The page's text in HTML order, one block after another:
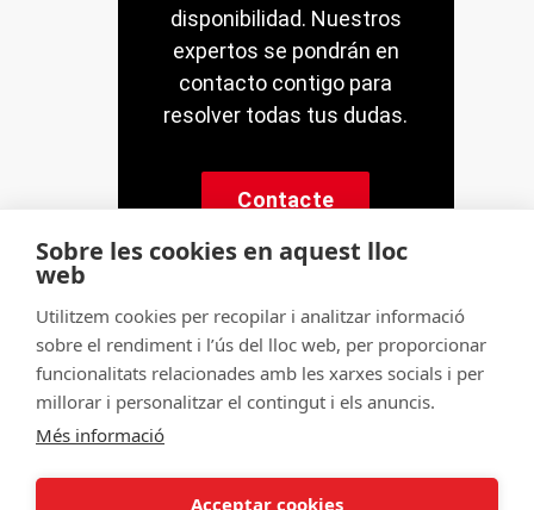
disponibilidad. Nuestros
expertos se pondrán en
contacto contigo para
resolver todas tus dudas.
Contacte
© Servitec S.A.
Tots els drets reservats
Made byCRONUTS.DIGITAL
Sobre les cookies en aquest lloc
web
Utilitzem cookies per recopilar i analitzar informació
sobre el rendiment i l’ús del lloc web, per proporcionar
funcionalitats relacionades amb les xarxes socials i per
millorar i personalitzar el contingut i els anuncis.
Més informació
Acceptar cookies